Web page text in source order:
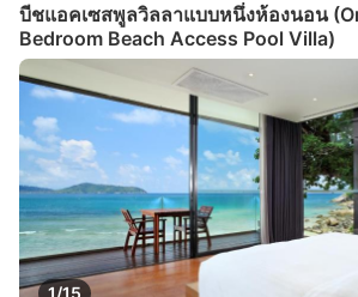
บีชแอคเซสพูลวิลลาแบบหนึ่งห้องนอน
Bedroom Beach Access Pool Villa)
1/15